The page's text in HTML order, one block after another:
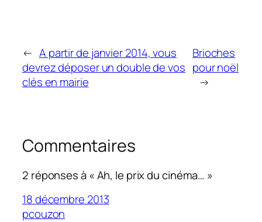
← A partir de janvier 2014, vous
devrez déposer un double de vos
clés en mairie
Brioches
pour noël
→
Commentaires
2 réponses à « Ah, le prix du cinéma… »
18 décembre 2013
pcouzon